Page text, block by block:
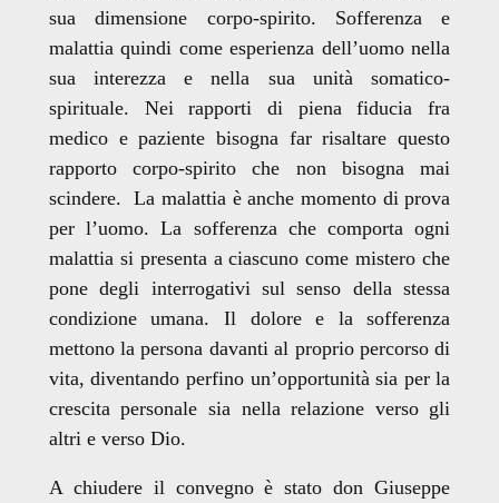
sua dimensione corpo-spirito. Sofferenza e
malattia quindi come esperienza dell’uomo nella
sua interezza e nella sua unità somatico-
spirituale. Nei rapporti di piena fiducia fra
medico e paziente bisogna far risaltare questo
rapporto corpo-spirito che non bisogna mai
scindere. La malattia è anche momento di prova
per l’uomo. La sofferenza che comporta ogni
malattia si presenta a ciascuno come mistero che
pone degli interrogativi sul senso della stessa
condizione umana. Il dolore e la sofferenza
mettono la persona davanti al proprio percorso di
vita, diventando perfino un’opportunità sia per la
crescita personale sia nella relazione verso gli
altri e verso Dio.
A chiudere il convegno è stato don Giuseppe